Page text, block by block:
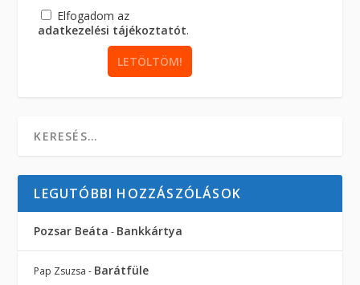
Elfogadom az
adatkezelési tájékoztatót.
LEGUTÓBBI HOZZÁSZÓLÁSOK
Pozsar Beáta - Bankkártya
Pap Zsuzsa - Barátfüle